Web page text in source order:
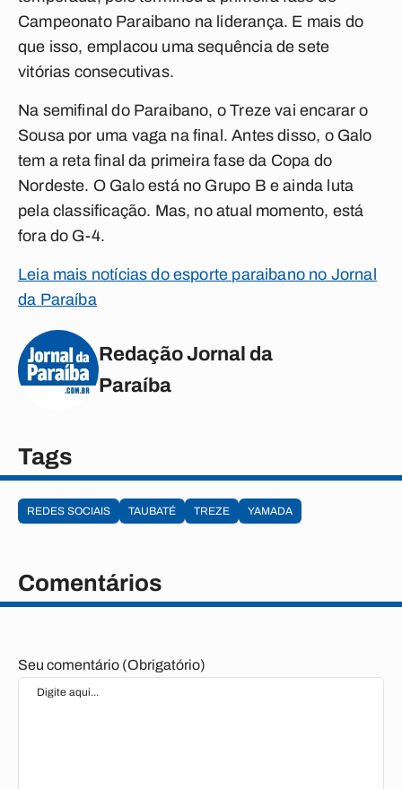
Campeonato Paraibano na liderança. E mais do
que isso, emplacou uma sequência de sete
vitórias consecutivas.
Na semifinal do Paraibano, o Treze vai encarar o
Sousa por uma vaga na final. Antes disso, o Galo
tem a reta final da primeira fase da Copa do
Nordeste. O Galo está no Grupo B e ainda luta
pela classificação. Mas, no atual momento, está
fora do G-4.
Leia mais notícias do esporte paraibano no Jornal
da Paraíba
Redação Jornal da
Paraíba
Tags
REDES SOCIAIS TAUBATÉ TREZE YAMADA
Comentários
Seu comentário (Obrigatório)